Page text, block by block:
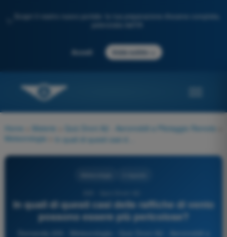
Scopri il nostro nuovo portale: la tua preparazione d'esame completa,
Accedi Inizia subito
Home Materie Quiz Droni A2 - Aeromobili a Pilotaggio Remoto
Meteorologia
In quali di questi casi delle raffiche di vento
possono essere più pericolose?